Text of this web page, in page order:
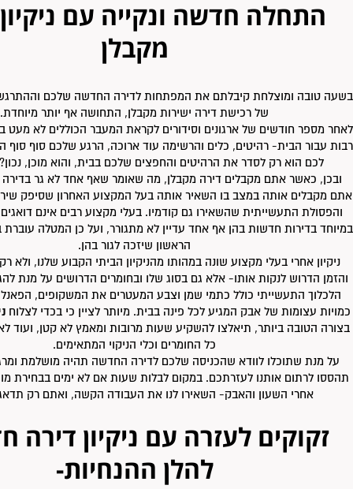
התחלה חדשה ונקייה עם
מקבלן
בשעה טובה ומוצלחת קיבלתם את המפתחות לדירה החדשה שלכם
של רכישת דירה ישירות מקבלן, התחושה אף יותר מיוחדת.
לאחר מספר חודשים של ארגונים וסידורים לקראת המעבר הכוללים לא מעט
רבות עבור הבית- רהיטים, כלים והרשימה עוד ארוכה, הרגע שלכם סוף סוף
לכם הוא רק לסדר את הרהיטים והחפצים שלכם בבית, והוא מוכן,
ובכן, כאשר אתם מקבלים דירה מקבלן, מה שאומר שאף אחד לא גר בדירה
אתם מקבלים אותה במצב בו השאיר אותה בעל המקצוע האחרון שסיפק
והפסולת התעשייתית שהשאירו גם קודמיו. בעלי מקצוע רבים אינם
במיוחד בדירות חדשות בהן אף אחד עדיין לא מתגורר, ועל כן המטלה עוברת
הראשון שיזכה לגור בהן.
ניקיון אחרי בעלי מקצוע שונה במהותו מהניקיון הביתי הקבוע שלנו, ולא
והזמן הדרוש לנקות אותו- אלא גם בסוג שלו ובחומרים הדרושים על מנת
הלכלוך התעשייתי כולל כתמי שמן וצבע המעטרים את המשקופים,
כמויות עצומות של אבק המגיע לכל פינה בבית. מיותר לציין כי בכדי לצלוח
בצורה הטובה ביותר, תיאלצו להשקיע שעות מרובות ומאמץ לא קטן, ועוד
כל החומרים וכלי הניקוי המתאימים.
על מנת שתוכלו לוודא שהכניסה שלכם לדירה החדשה תהיה מושלמת
תהססו לרתום אותנו לעזרתכם. במקום לבלות שעות אם לא ימים בבחירת
אחרי השעון והאבק- השאירו לנו את העבודה הקשה, ואתם רק
זקוקים לעזרה עם ניקיון דירה
להלן ההנחיות-